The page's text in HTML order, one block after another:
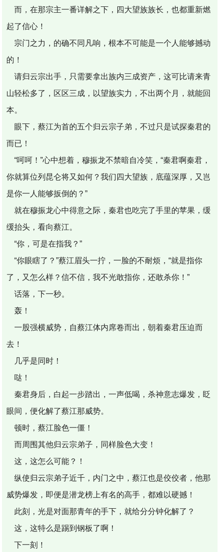
而，在那宗主一番详解之下，四大望族族长，也都重新燃
起了信心！
宗门之力，的确不同凡响，根本不可能是一个人能够撼动
的！
请归云宗出手，只需要拿出族内三成资产，这可比请来青
山轻松多了，区区三成，以望族实力，不出两个月，就能回
本。
眼下，蔡江为首的五个归云宗子弟，不过只是试探秦君的
而已！
“呵呵！”心中想着，穆振龙不禁暗自冷笑，“秦君啊秦君，
你就算位列昆仑将又如何？我们四大望族，底蕴深厚，又岂
是你一人能够扳倒的？”
就在穆振龙心中得意之际，秦君也吃完了手里的苹果，缓
缓抬头，看向蔡江。
“你，可是在指我？”
“你眼瞎了？”蔡江眉头一拧，一脸的不耐烦，“就是指你
了，又怎么样？信不信，我不光敢指你，还敢杀你！”
话落，下一秒。
轰！
一股强横威势，自蔡江体内席卷而出，朝着秦君压迫而
去！
几乎是同时！
哒！
秦君身后，白起一步踏出，一声低喝，杀神意志爆发，眨
眼间，便化解了蔡江那威势。
顿时，蔡江脸色一僵！
而周围其他归云宗弟子，同样脸色大变！
这，这怎么可能？！
纵使归云宗弟子近千，内门之中，蔡江也是佼佼者，他那
威势爆发，即便是潜龙榜上有名的高手，都难以硬撼！
此刻，光是对面那青年的手下，就给分分钟化解了？
这，这特么是踢到钢板了啊！
下一刻！